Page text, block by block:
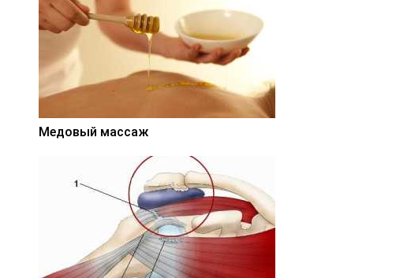
Медовый массаж